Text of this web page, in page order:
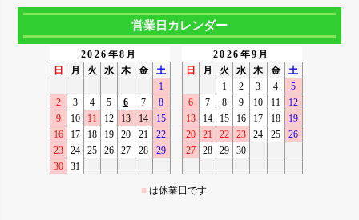
営業日カレンダー